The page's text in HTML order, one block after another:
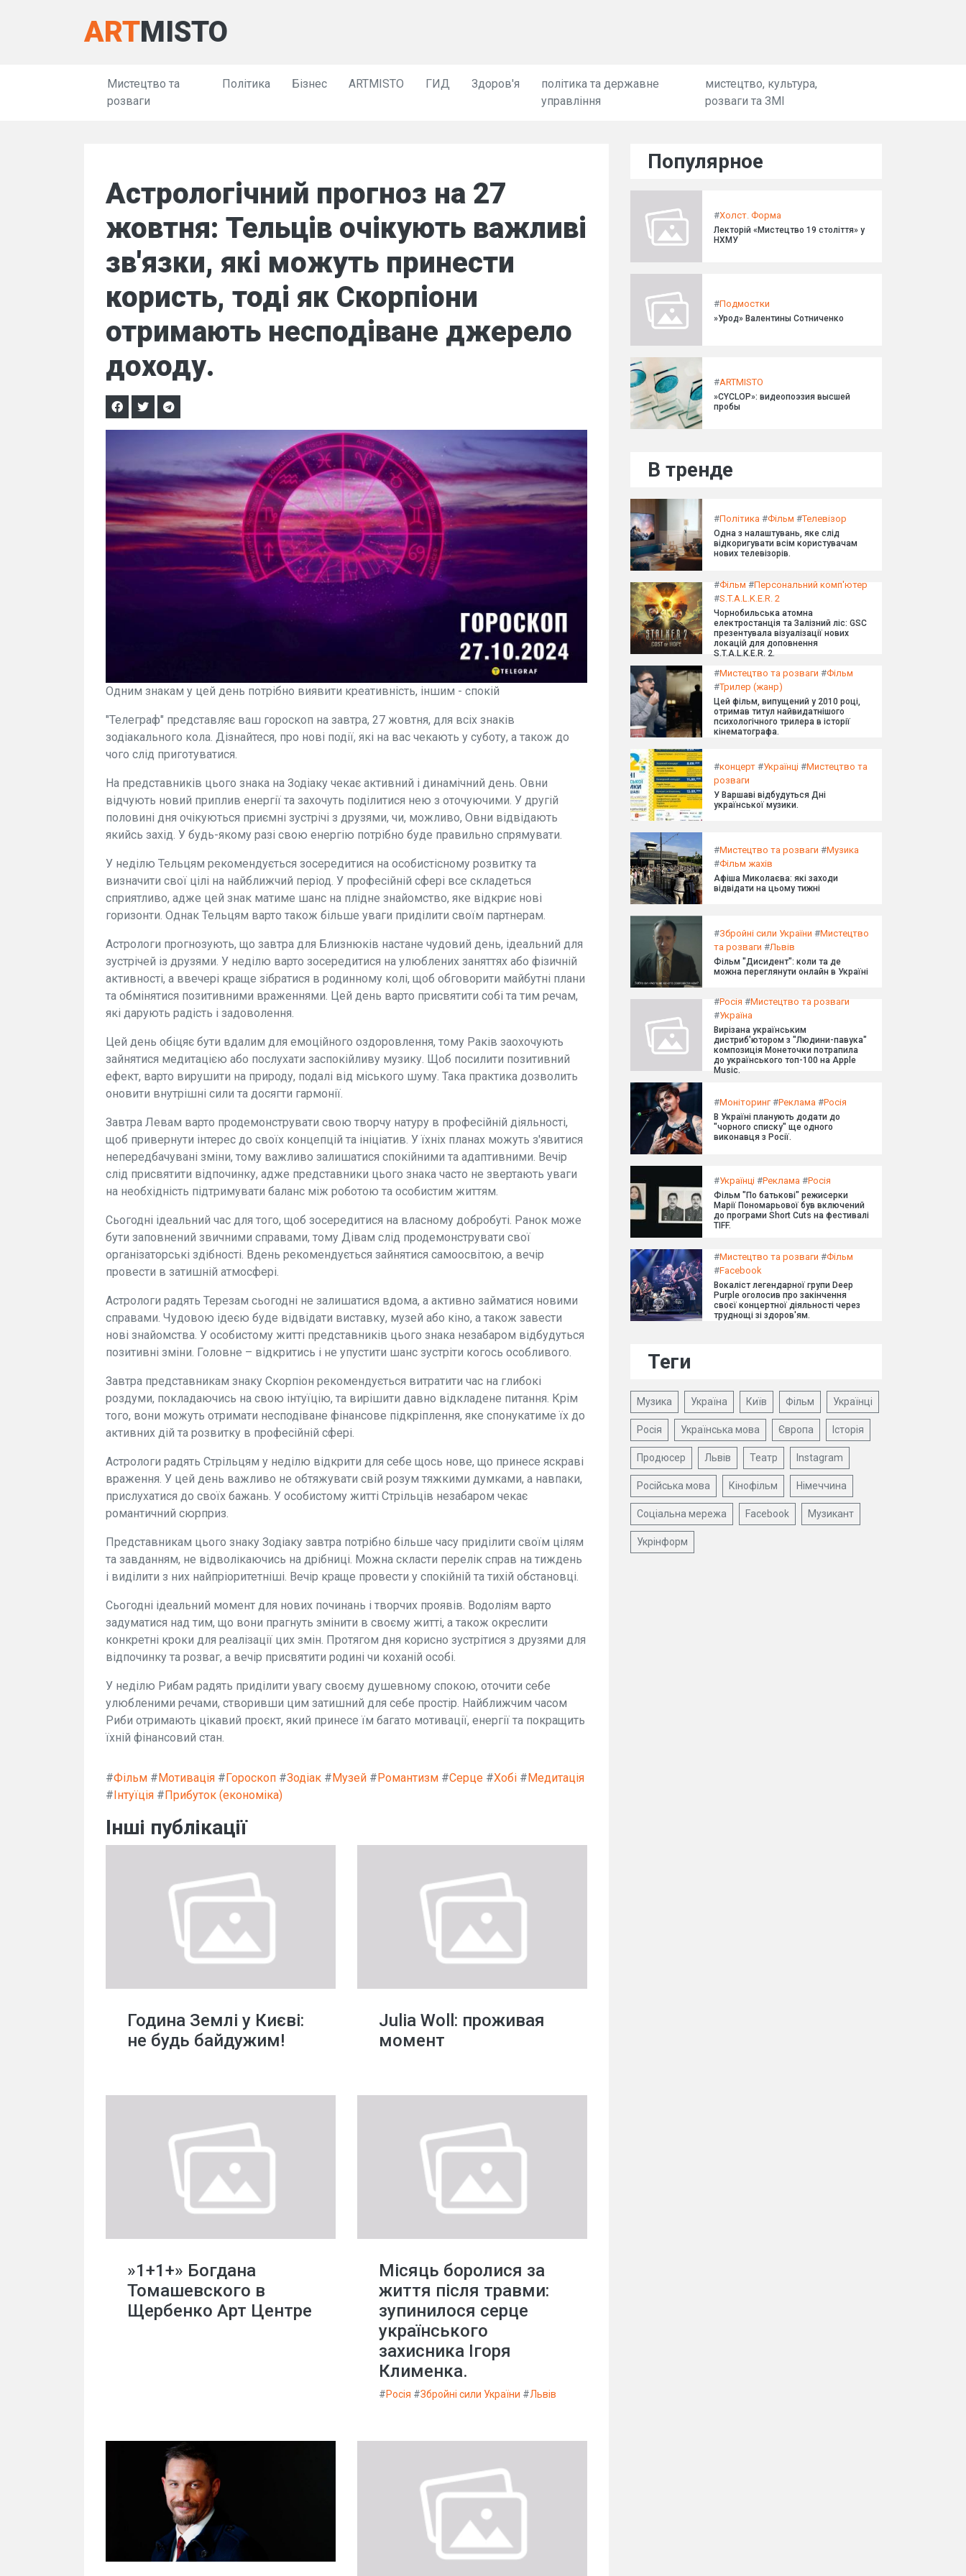
ARTMISTO
Мистецтво та
розваги
Політика Бізнес ARTMISTO ГИД Здоров'я
політика та державне
управління
мистецтво, культура,
розваги та ЗМІ
Астрологічний прогноз на 27
жовтня: Тельців очікують важливі
зв'язки, які можуть принести
користь, тоді як Скорпіони
отримають несподіване джерело
доходу.
Одним знакам у цей день потрібно виявити креативність, іншим - спокій
"Телеграф" представляє ваш гороскоп на завтра, 27 жовтня, для всіх знаків
зодіакального кола. Дізнайтеся, про нові події, які на вас чекають у суботу, а також до
чого слід приготуватися.
На представників цього знака на Зодіаку чекає активний і динамічний день. Овни
відчують новий приплив енергії та захочуть поділитися нею з оточуючими. У другій
половині дня очікуються приємні зустрічі з друзями, чи, можливо, Овни відвідають
якийсь захід. У будь-якому разі свою енергію потрібно буде правильно спрямувати.
У неділю Тельцям рекомендується зосередитися на особистісному розвитку та
визначити свої цілі на найближчий період. У професійній сфері все складеться
сприятливо, адже цей знак матиме шанс на плідне знайомство, яке відкриє нові
горизонти. Однак Тельцям варто також більше уваги приділити своїм партнерам.
Астрологи прогнозують, що завтра для Близнюків настане чудовий день, ідеальний для
зустрічей із друзями. У неділю варто зосередитися на улюблених заняттях або фізичній
активності, а ввечері краще зібратися в родинному колі, щоб обговорити майбутні плани
та обмінятися позитивними враженнями. Цей день варто присвятити собі та тим речам,
які дарують радість і задоволення.
Цей день обіцяє бути вдалим для емоційного оздоровлення, тому Раків заохочують
зайнятися медитацією або послухати заспокійливу музику. Щоб посилити позитивний
ефект, варто вирушити на природу, подалі від міського шуму. Така практика дозволить
оновити внутрішні сили та досягти гармонії.
Завтра Левам варто продемонструвати свою творчу натуру в професійній діяльності,
щоб привернути інтерес до своїх концепцій та ініціатив. У їхніх планах можуть з'явитися
непередбачувані зміни, тому важливо залишатися спокійними та адаптивними. Вечір
слід присвятити відпочинку, адже представники цього знака часто не звертають уваги
на необхідність підтримувати баланс між роботою та особистим життям.
Сьогодні ідеальний час для того, щоб зосередитися на власному добробуті. Ранок може
бути заповнений звичними справами, тому Дівам слід продемонструвати свої
організаторські здібності. Вдень рекомендується зайнятися самоосвітою, а вечір
провести в затишній атмосфері.
Астрологи радять Терезам сьогодні не залишатися вдома, а активно займатися новими
справами. Чудовою ідеєю буде відвідати виставку, музей або кіно, а також завести
нові знайомства. У особистому житті представників цього знака незабаром відбудуться
позитивні зміни. Головне – відкритись і не упустити шанс зустріти когось особливого.
Завтра представникам знаку Скорпіон рекомендується витратити час на глибокі
роздуми, покладаючись на свою інтуїцію, та вирішити давно відкладене питання. Крім
того, вони можуть отримати несподіване фінансове підкріплення, яке спонукатиме їх до
активних дій та розвитку в професійній сфері.
Астрологи радять Стрільцям у неділю відкрити для себе щось нове, що принесе яскраві
враження. У цей день важливо не обтяжувати свій розум тяжкими думками, а навпаки,
прислухатися до своїх бажань. У особистому житті Стрільців незабаром чекає
романтичний сюрприз.
Представникам цього знаку Зодіаку завтра потрібно більше часу приділити своїм цілям
та завданням, не відволікаючись на дрібниці. Можна скласти перелік справ на тиждень
і виділити з них найпріоритетніші. Вечір краще провести у спокійній та тихій обстановці.
Сьогодні ідеальний момент для нових починань і творчих проявів. Водоліям варто
задуматися над тим, що вони прагнуть змінити в своєму житті, а також окреслити
конкретні кроки для реалізації цих змін. Протягом дня корисно зустрітися з друзями для
відпочинку та розваг, а вечір присвятити родині чи коханій особі.
У неділю Рибам радять приділити увагу своєму душевному спокою, оточити себе
улюбленими речами, створивши цим затишний для себе простір. Найближчим часом
Риби отримають цікавий проєкт, який принесе їм багато мотивації, енергії та покращить
їхній фінансовий стан.
#Фільм #Мотивація #Гороскоп #Зодіак #Музей #Романтизм #Серце #Хобі #Медитація
#Інтуїція #Прибуток (економіка)
Інші публікації
Година Землі у Києві:
не будь байдужим!
Julia Woll: проживая
момент
»1+1+» Богдана
Томашевского в
Щербенко Арт Центре
Місяць боролися за
життя після травми:
зупинилося серце
українського
захисника Ігоря
Клименка.
#Росія #Збройні сили України #Львів
Популярное
#Холст. Форма
Лекторій «Мистецтво 19 століття» у
НХМУ
#Подмостки
»Урод» Валентины Сотниченко
#ARTMISTO
»CYCLOP»: видеопоэзия высшей
пробы
В тренде
#Політика #Фільм #Телевізор
Одна з налаштувань, яке слід
відкоригувати всім користувачам
нових телевізорів.
#Фільм #Персональний комп'ютер
#S.T.A.L.K.E.R. 2
Чорнобильська атомна
електростанція та Залізний ліс: GSC
презентувала візуалізації нових
локацій для доповнення
S.T.A.L.K.E.R. 2.
#Мистецтво та розваги #Фільм
#Трилер (жанр)
Цей фільм, випущений у 2010 році,
отримав титул найвидатнішого
психологічного трилера в історії
кінематографа.
#концерт #Українці #Мистецтво та
розваги
У Варшаві відбудуться Дні
української музики.
#Мистецтво та розваги #Музика
#Фільм жахів
Афіша Миколаєва: які заходи
відвідати на цьому тижні
#Збройні сили України #Мистецтво
та розваги #Львів
Фільм "Дисидент": коли та де
можна переглянути онлайн в Україні
#Росія #Мистецтво та розваги
#Україна
Вирізана українським
дистриб'ютором з "Людини-павука"
композиція Монеточки потрапила
до українського топ-100 на Apple
Music.
#Моніторинг#Реклама #Росія
В Україні планують додати до
"чорного списку" ще одного
виконавця з Росії.
#Українці #Реклама #Росія
Фільм "По батькові" режисерки
Марії Пономарьової був включений
до програми Short Cuts на фестивалі
TIFF.
#Мистецтво та розваги #Фільм
#Facebook
Вокаліст легендарної групи Deep
Purple оголосив про закінчення
своєї концертної діяльності через
труднощі зі здоров'ям.
Теги
Музика Україна Київ Фільм Українці
Росія Українська мова Європа Історія
Продюсер Львів Театр Instagram
Російська мова Кінофільм Німеччина
Соціальна мережа Facebook Музикант
Укрінформ